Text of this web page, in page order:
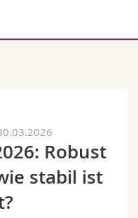
Fak.
Robust
stabil ist